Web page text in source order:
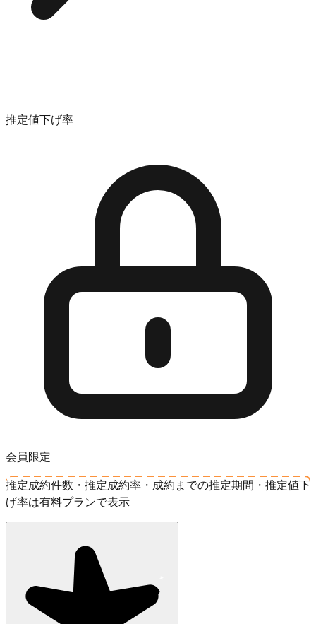
推定値下げ率
会員限定
推定成約件数・推定成約率・成約までの推定期間・推定値下
げ率は有料プランで表示